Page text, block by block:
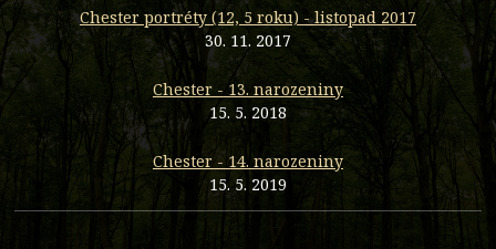
Chester portréty (12, 5 roku) - listopad 2017
30. 11. 2017
Chester - 13. narozeniny
15. 5. 2018
Chester - 14. narozeniny
15. 5. 2019